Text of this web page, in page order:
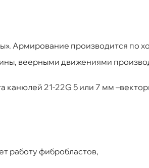
Армирование производится по
веерными движениями
канюлей 21-22G 5 или 7 мм –
работу фибробластов,